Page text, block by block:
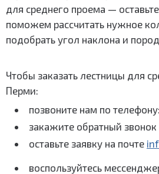
для среднего проема —
поможем рассчитать нужное
подобрать угол наклона и
Чтобы заказать лестницы для
Перми:
позвоните нам по
закажите обратный звонок
оставьте заявку на почте
воспользуйтесь